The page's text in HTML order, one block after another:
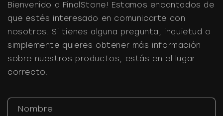
Bienvenido a FinalStone! Estamos encantados de
que estés interesado en comunicarte con
nosotros. Si tienes alguna pregunta, inquietud o
simplemente quieres obtener más información
sobre nuestros productos, estás en el lugar
correcto.
F
Nombre